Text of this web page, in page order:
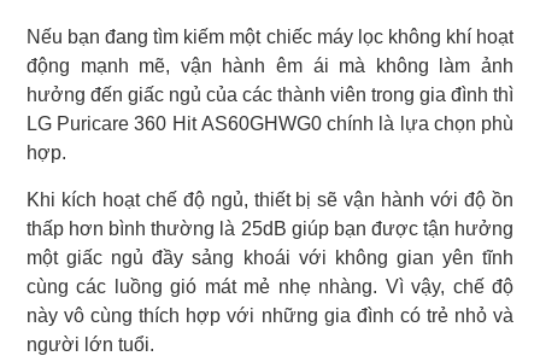
Nếu bạn đang tìm kiếm một chiếc máy lọc không khí hoạt
động mạnh mẽ, vận hành êm ái mà không làm ảnh
hưởng đến giấc ngủ của các thành viên trong gia đình thì
LG Puricare 360 Hit AS60GHWG0 chính là lựa chọn phù
hợp.
Khi kích hoạt chế độ ngủ, thiết bị sẽ vận hành với độ ồn
thấp hơn bình thường là 25dB giúp bạn được tận hưởng
một giấc ngủ đầy sảng khoái với không gian yên tĩnh
cùng các luồng gió mát mẻ nhẹ nhàng. Vì vậy, chế độ
này vô cùng thích hợp với những gia đình có trẻ nhỏ và
người lớn tuổi.